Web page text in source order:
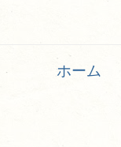
ホーム